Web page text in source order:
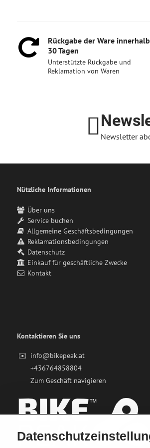
Rückgabe der Ware
30 Tagen
Unterstützte Rückgabe und
Reklamation von Waren
Newsletter
Nützliche Informationen
Über uns
Service buchen
Allgemeine Geschäftsbedingungen
Reklamationsbedingungen
Datenschutz
Einkauf für geschäftliche Zwecke
Kontakt
Kontaktieren Sie uns
✉️ info@bikepeak.at
+436764858804
Zum Geschäft navigieren